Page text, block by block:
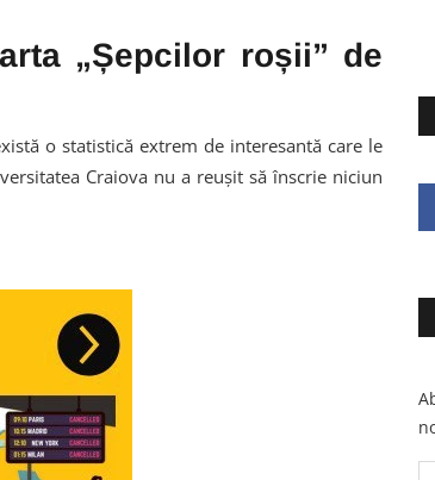
„Șepcilor roșii” de
o statistică extrem de interesantă care le
Craiova nu a reușit să înscrie niciun